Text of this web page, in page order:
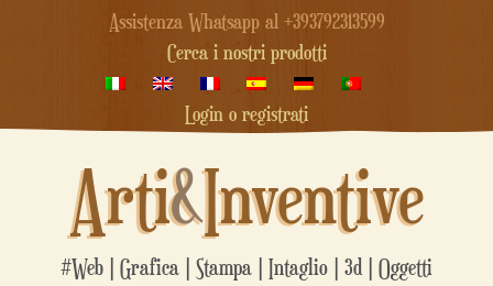
Assistenza Whatsapp al +393792313599
Cerca i nostri prodotti
Login o registrati
Arti&Inventive
#Web | Grafica | Stampa | Intaglio | 3d | Oggetti